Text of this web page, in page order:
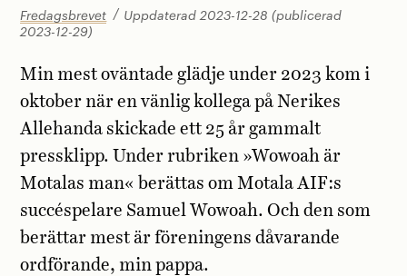
Fredagsbrevet
Uppdaterad 2023-12-28 (publicerad
2023-12-29)
Min mest oväntade glädje under 2023 kom i
oktober när en vänlig kollega på Nerikes
Allehanda skickade ett 25 år gammalt
pressklipp. Under rubriken »Wowoah är
Motalas man« berättas om Motala AIF:s
succéspelare Samuel Wowoah. Och den som
berättar mest är föreningens dåvarande
ordförande, min pappa.